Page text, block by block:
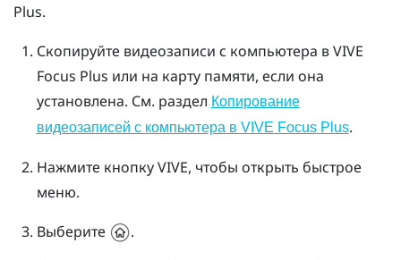
Plus.
Скопируйте видеозаписи с компьютера вVIVE
Focus Plus или на карту памяти, если она
установлена. См. раздел Копирование
видеозаписей с компьютера в VIVE FocusPlus.
Нажмите кнопкуVIVE, чтобы открыть быстрое
меню.
Выберите
.